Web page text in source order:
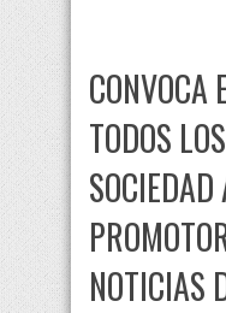
CONVOCA
TODOS
SOCIEDAD
NOTICIAS